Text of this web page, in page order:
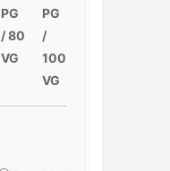
PG
/ 80
VG
PG
/
100
VG